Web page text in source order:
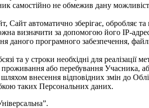
не обмежив дану
автоматично зберігає, обробляє та
визначити за допомогою його IP-
даного програмного забезпечення,
та у строки необхідні для реалізації
або перебування Учасника,
внесення відповідних змін до
таких Персональних даних.